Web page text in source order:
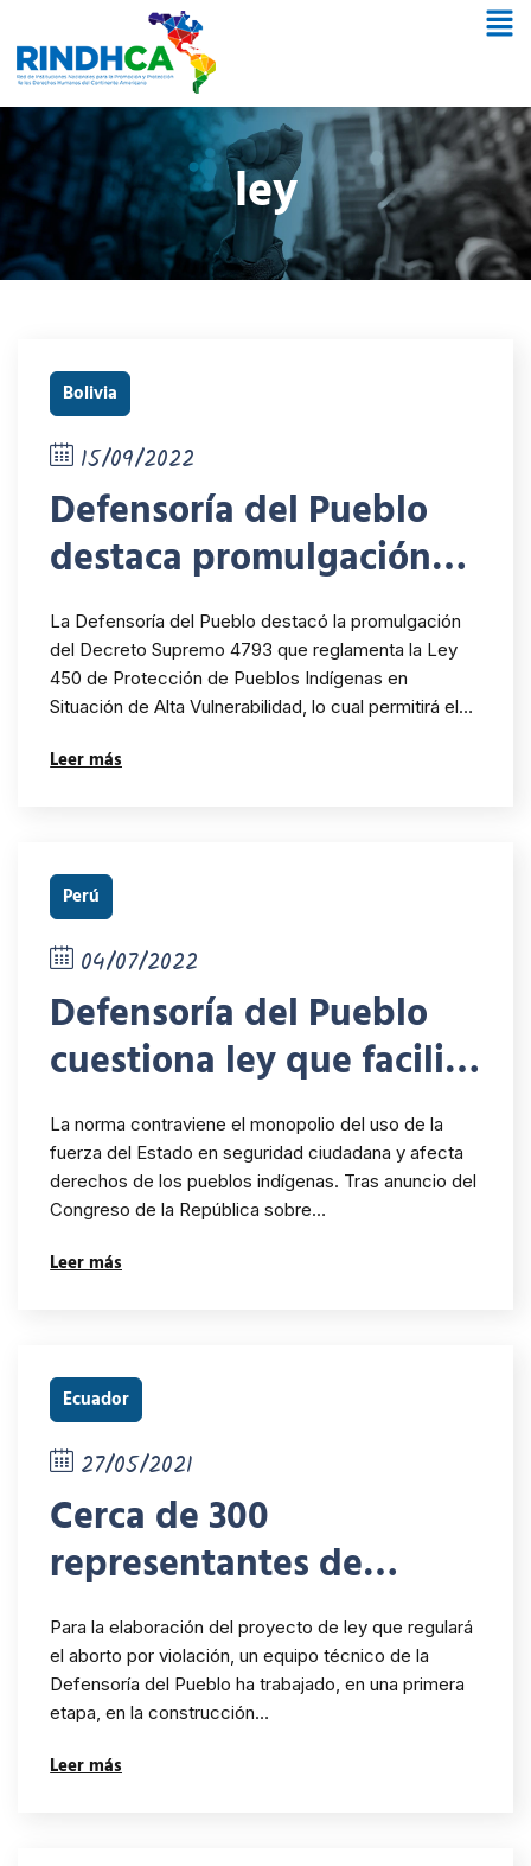
ley
Bolivia
15/09/2022
Defensoría del Pueblo
destaca promulgación
del decreto que
reglamenta la Ley que
protege a Pueblos
Indígenas en situación
La Defensoría del Pueblo destacó la promulgación
del Decreto Supremo 4793 que reglamenta la Ley
450 de Protección de Pueblos Indígenas en
Situación de Alta Vulnerabilidad, lo cual permitirá el…
Leer más
Perú
04/07/2022
Defensoría del Pueblo
cuestiona ley que facilita
armas para los comités
de autodefensa
La norma contraviene el monopolio del uso de la
fuerza del Estado en seguridad ciudadana y afecta
derechos de los pueblos indígenas. Tras anuncio del
Congreso de la República sobre…
Leer más
Ecuador
27/05/2021
Cerca de 300
representantes de
sociedad civil,
organizaciones sociales
de mujeres, feministas y
personas sexo diversas,
Para la elaboración del proyecto de ley que regulará
el aborto por violación, un equipo técnico de la
Defensoría del Pueblo ha trabajado, en una primera
etapa, en la construcción…
Leer más